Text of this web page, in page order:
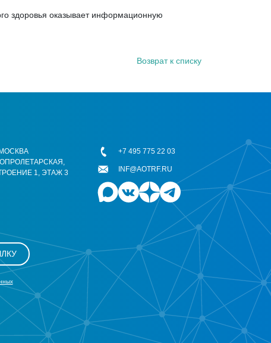
здоровья оказывает информационную
Возврат к списку
МОСКВА
1, ЭТАЖ 3
+7 495 775 22 03
INF@AOTRF.RU